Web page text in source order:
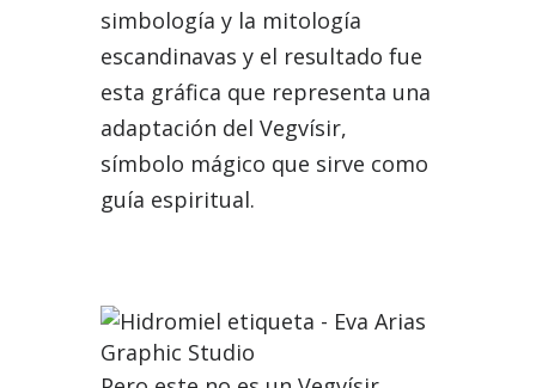
simbología y la mitología
escandinavas y el resultado fue
esta gráfica que representa una
adaptación del Vegvísir,
símbolo mágico que sirve como
guía espiritual.